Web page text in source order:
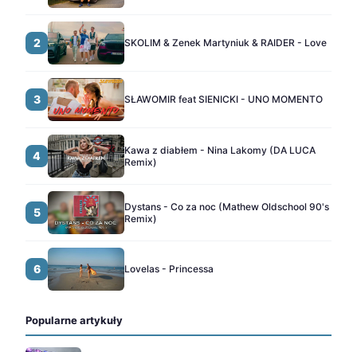
2 SKOLIM & Zenek Martyniuk & RAIDER - Love
3 SŁAWOMIR feat SIENICKI - UNO MOMENTO
4
Kawa z diabłem - Nina Lakomy (DA LUCA
Remix)
5
Dystans - Co za noc (Mathew Oldschool 90's
Remix)
6 Lovelas - Princessa
Popularne artykuły